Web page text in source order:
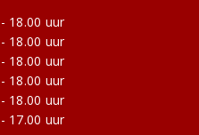
18.00 uur
18.00 uur
18.00 uur
18.00 uur
18.00 uur
17.00 uur